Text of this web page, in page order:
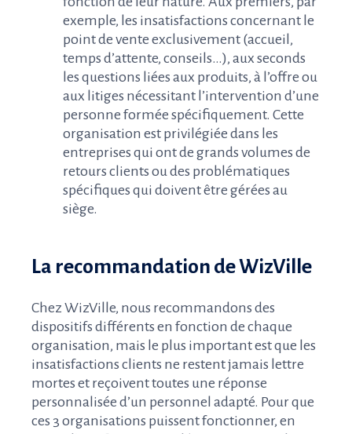
exemple, les insatisfactions concernant le
point de vente exclusivement (accueil,
temps d’attente, conseils…), aux seconds
les questions liées aux produits, à l’offre ou
aux litiges nécessitant l’intervention d’une
personne formée spécifiquement. Cette
organisation est privilégiée dans les
entreprises qui ont de grands volumes de
retours clients ou des problématiques
spécifiques qui doivent être gérées au
siège.
La recommandation de WizVille
Chez WizVille, nous recommandons des
dispositifs différents en fonction de chaque
organisation, mais le plus important est que les
insatisfactions clients ne restent jamais lettre
mortes et reçoivent toutes une réponse
personnalisée d’un personnel adapté. Pour que
ces 3 organisations puissent fonctionner, en